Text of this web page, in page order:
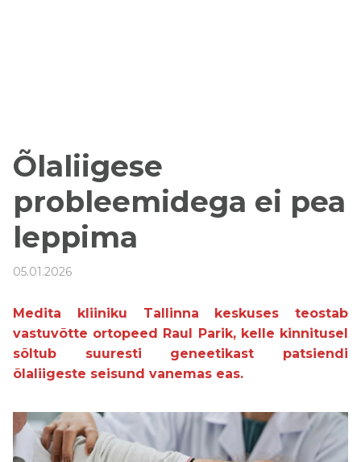
Õlaliigese
probleemidega ei pea
leppima
05.01.2026
Medita kliiniku Tallinna keskuses teostab
vastuvõtte ortopeed Raul Parik, kelle kinnitusel
sõltub suuresti geneetikast patsiendi
õlaliigeste seisund vanemas eas.